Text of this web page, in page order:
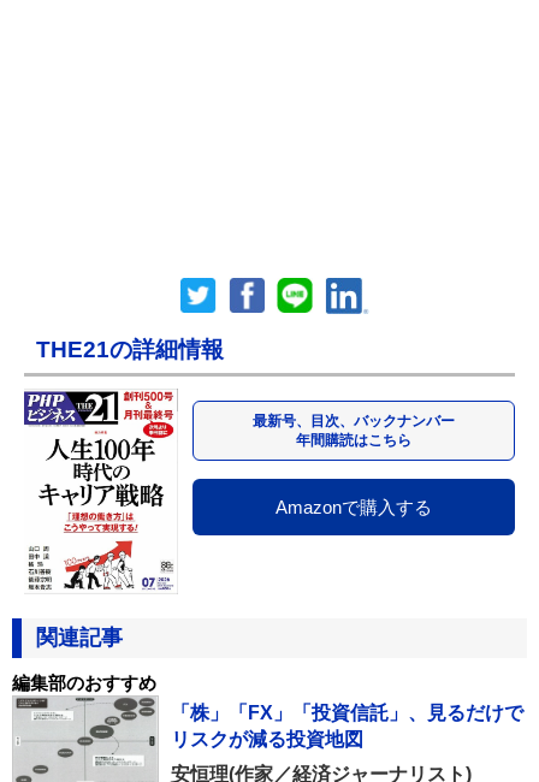
THE21の詳細情報
最新号、目次、バックナンバー
年間購読はこちら
Amazonで購入する
関連記事
編集部のおすすめ
「株」「FX」「投資信託」、見るだけで
リスクが減る投資地図
安恒理(作家／経済ジャーナリスト)